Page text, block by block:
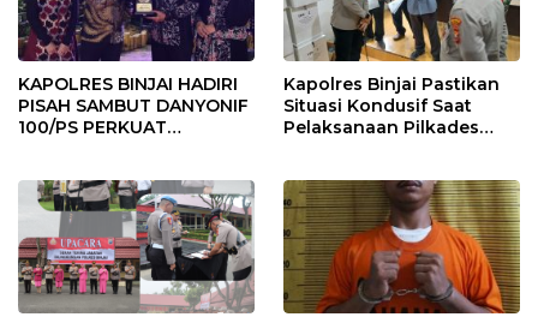
KAPOLRES BINJAI HADIRI
PISAH SAMBUT DANYONIF
100/PS PERKUAT
Kapolres Binjai Pastikan
Situasi Kondusif Saat
Pelaksanaan Pilkades